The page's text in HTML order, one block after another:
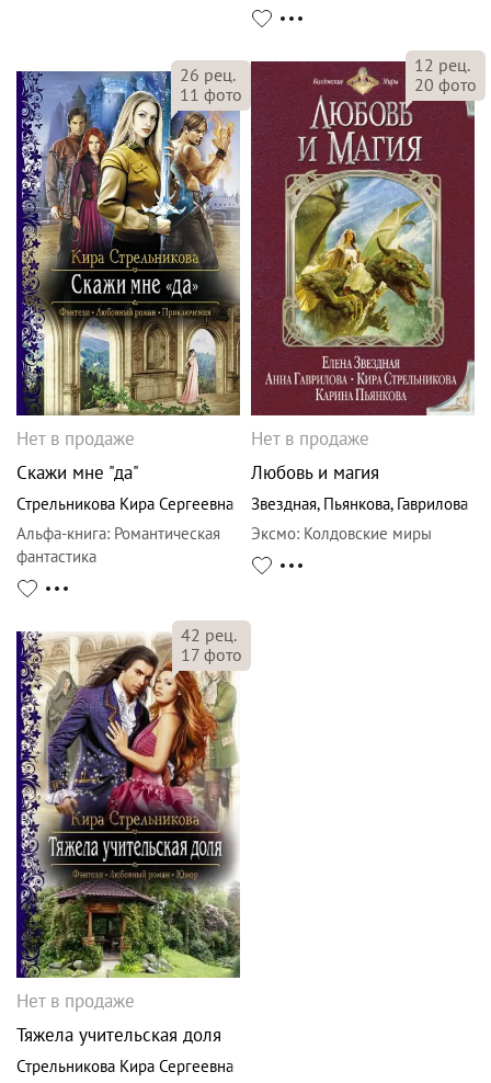
26 рец.
11 фото
Нет в продаже
Скажи мне "да"
Стрельникова Кира Сергеевна
Альфа-книга: Романтическая
фантастика
12 рец.
20 фото
Нет в продаже
Любовь и магия
Звездная, Пьянкова, Гаврилова
Эксмо: Колдовские миры
42 рец.
17 фото
Нет в продаже
Тяжела учительская доля
Стрельникова Кира Сергеевна